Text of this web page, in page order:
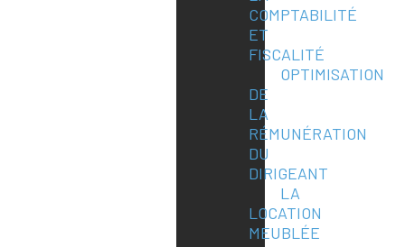
COMPTABILITÉ
ET
FISCALITÉ
OPTIMISATION
DE
LA
RÉMUNÉRATION
DU
DIRIGEANT
LA
LOCATION
MEUBLÉE